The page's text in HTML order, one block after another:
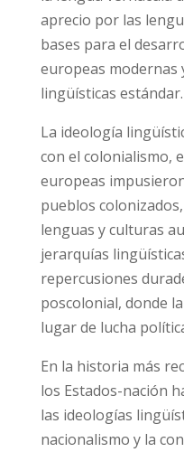
aprecio por las
bases para el
europeas modernas
lingüísticas estándar.
La ideología
con el colonialismo,
europeas
pueblos
lenguas y culturas
jerarquías
repercusiones
poscolonial, donde
lugar de lucha
En la historia más
los Estados-nación
las ideologías
nacionalismo y la